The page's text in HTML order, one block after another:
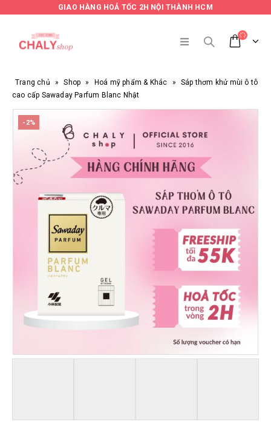
GIAO HÀNG HOẢ TỐC 2H NỘI THÀNH HCM
Trang chủ » Shop » Hoá mỹ phẩm & Khác »
Sáp thơm khử mùi ô tô
cao cấp Sawaday Parfum Blanc Nhật
-2%